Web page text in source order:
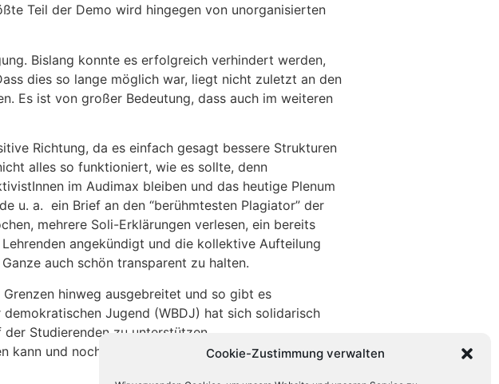
Cookie-Zustimmung verwalten
Teil der Demo wird hingegen von unorganisierten
Bislang konnte es erfolgreich verhindert werden,
dies so lange möglich war, liegt nicht zuletzt an den
Es ist von großer Bedeutung, dass auch im weiteren
Richtung, da es einfach gesagt bessere Strukturen
alles so funktioniert, wie es sollte, denn
im Audimax bleiben und das heutige Plenum
u. a. ein Brief an den “berühmtesten Plagiator” der
mehrere Soli-Erklärungen verlesen, ein bereits
angekündigt und die kollektive Aufteilung
auch schön transparent zu halten.
hinweg ausgebreitet und so gibt es
Jugend (WBDJ) hat sich solidarisch
Studierenden zu unterstützen.
kann und noch weiter ausbreitet.